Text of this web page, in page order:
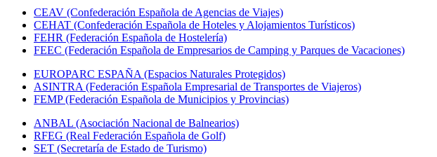
CEAV (Confederación Española de Agencias de Viajes)
CEHAT (Confederación Española de Hoteles y Alojamientos Turísticos)
FEHR (Federación Española de Hostelería)
FEEC (Federación Española de Empresarios de Camping y Parques de Vacaciones)
EUROPARC ESPAÑA (Espacios Naturales Protegidos)
ASINTRA (Federación Española Empresarial de Transportes de Viajeros)
FEMP (Federación Española de Municipios y Provincias)
ANBAL (Asociación Nacional de Balnearios)
RFEG (Real Federación Española de Golf)
SET (Secretaría de Estado de Turismo)